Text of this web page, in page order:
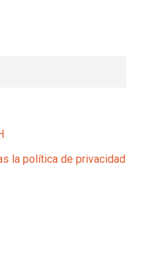
la política de privacidad